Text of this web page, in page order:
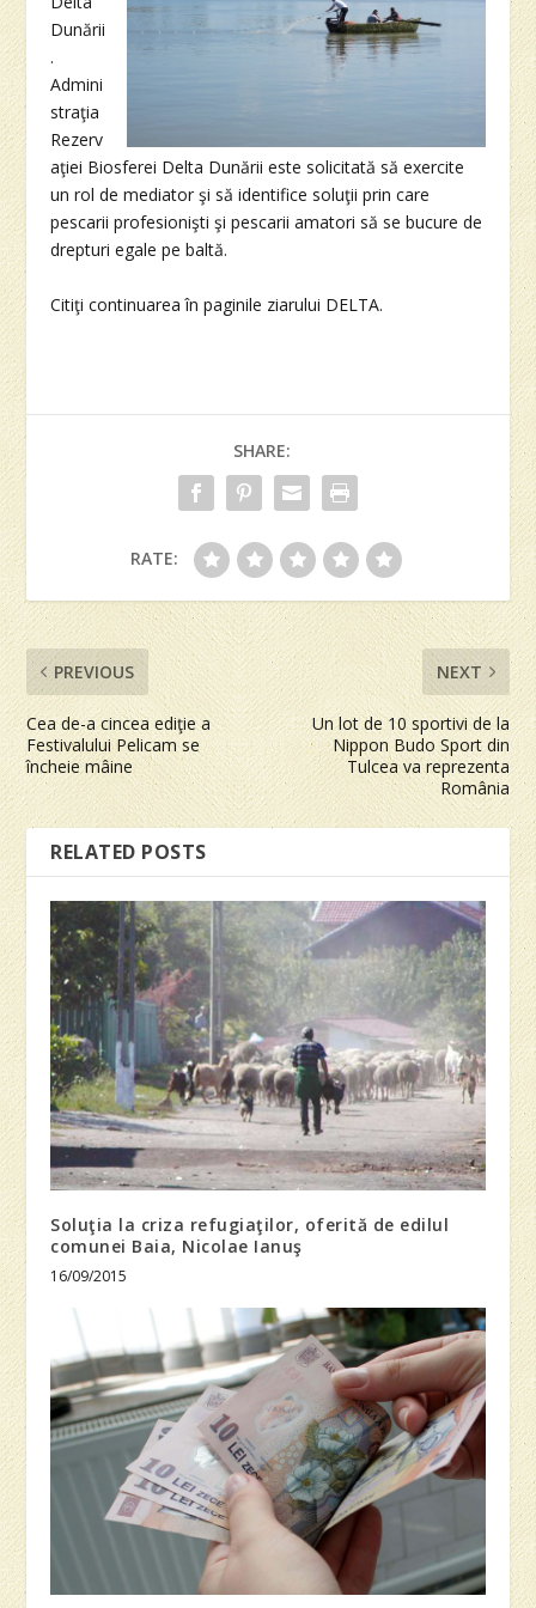
Dunării
.
Admini
straţia
Rezerv
aţiei Biosferei Delta Dunării este solicitată să exercite
un rol de mediator şi să identifice soluţii prin care
pescarii profesionişti şi pescarii amatori să se bucure de
drepturi egale pe baltă.
Citiţi continuarea în paginile ziarului DELTA.
SHARE:
RATE:
PREVIOUS
Cea de-a cincea ediţie a
Festivalului Pelicam se
încheie mâine
NEXT
Un lot de 10 sportivi de la
Nippon Budo Sport din
Tulcea va reprezenta
România
RELATED POSTS
Soluţia la criza refugiaţilor, oferită de edilul
comunei Baia, Nicolae Ianuş
16/09/2015